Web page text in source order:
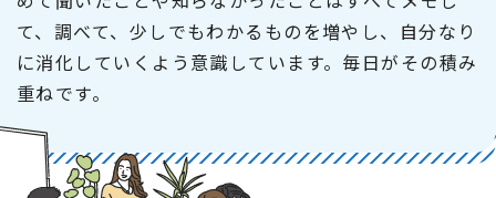
て、調べて、少しでもわかるものを増やし、自分なり
に消化していくよう意識しています。毎日がその積み
重ねです。